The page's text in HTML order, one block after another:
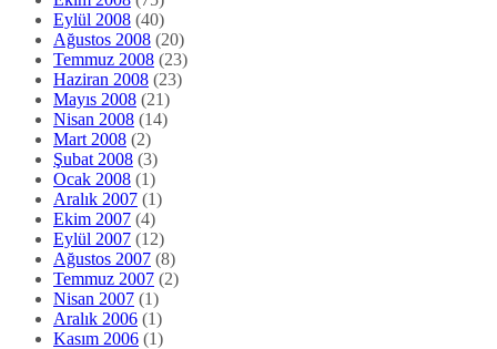
Eylül 2008 (40)
Ağustos 2008 (20)
Temmuz 2008 (23)
Haziran 2008 (23)
Mayıs 2008 (21)
Nisan 2008 (14)
Mart 2008 (2)
Şubat 2008 (3)
Ocak 2008 (1)
Aralık 2007 (1)
Ekim 2007 (4)
Eylül 2007 (12)
Ağustos 2007 (8)
Temmuz 2007 (2)
Nisan 2007 (1)
Aralık 2006 (1)
Kasım 2006 (1)